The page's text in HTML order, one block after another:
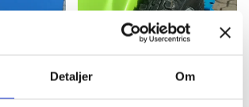
Detaljer Om